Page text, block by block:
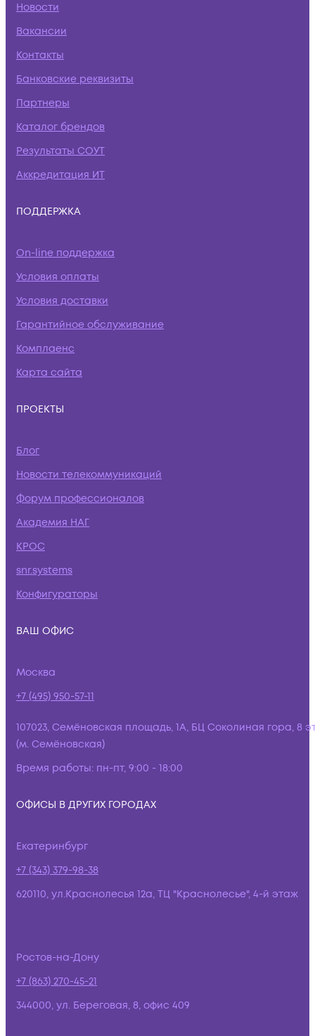
Новости
Вакансии
Контакты
Банковские реквизиты
Партнеры
Каталог брендов
Результаты СОУТ
Аккредитация ИТ
ПОДДЕРЖКА
On-line поддержка
Условия оплаты
Условия доставки
Гарантийное обслуживание
Комплаенс
Карта сайта
ПРОЕКТЫ
Блог
Новости телекоммуникаций
Форум профессионалов
Академия НАГ
КРОС
snr.systems
Конфигураторы
ВАШ ОФИС
Москва
+7 (495) 950-57-11
107023, Семёновская площадь, 1А, БЦ Соколиная гора, 8
(м. Семёновская)
Время работы: пн-пт, 9:00 - 18:00
ОФИСЫ В ДРУГИХ ГОРОДАХ
Екатеринбург
+7 (343) 379-98-38
620110, ул.Краснолесья 12а, ТЦ "Краснолесье", 4-й этаж
Ростов-на-Дону
+7 (863) 270-45-21
344000, ул. Береговая, 8, офис 409